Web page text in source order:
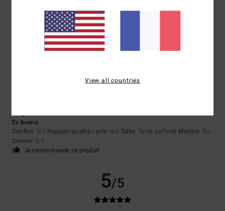
Rapport qualité / prix
Je recommande ce produit
Es bueno
Confort: 5/5 Rapport qualité / prix: 4/5 Taille: Taille parfaite Matière: 5/5
Coloris: 5/5
Je recommande ce produit
5/5
View all countries